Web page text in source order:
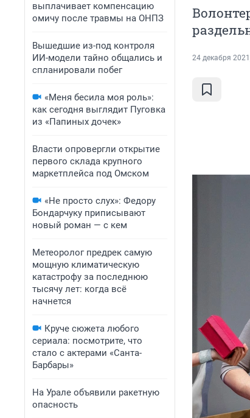
выплачивает компенсацию
омичу после травмы на ОНПЗ
Вышедшие из-под контроля
ИИ-модели тайно общались и
спланировали побег
«Меня бесила моя роль»:
как сегодня выглядит Пуговка
из «Папиных дочек»
Власти опровергли открытие
первого склада крупного
маркетплейса под Омском
«Не просто слух»: Федору
Бондарчуку приписывают
новый роман — с кем
Метеоролог предрек самую
мощную климатическую
катастрофу за последнюю
тысячу лет: когда всё
начнется
Круче сюжета любого
сериала: посмотрите, что
стало с актерами «Санта-
Барбары»
На Урале объявили ракетную
опасность
24 декабря